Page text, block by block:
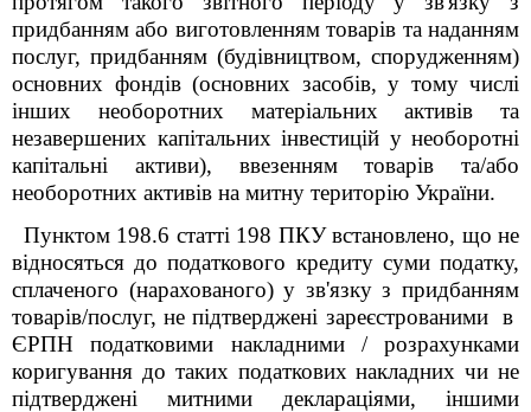
придбанням або виготовленням товарів та наданням
послуг, придбанням (будівництвом, спорудженням)
основних фондів (основних засобів, у тому числі
інших необоротних матеріальних активів та
незавершених капітальних інвестицій у необоротні
капітальні активи), ввезенням товарів та/або
необоротних активів на митну територію України.
Пунктом 198.6 статті 198 ПКУ встановлено, що не
відносяться до податкового кредиту суми податку,
сплаченого (нарахованого) у зв'язку з придбанням
товарів/послуг, не підтверджені зареєстрованими в
ЄРПН податковими накладними / розрахунками
коригування до таких податкових накладних чи не
підтверджені митними деклараціями, іншими